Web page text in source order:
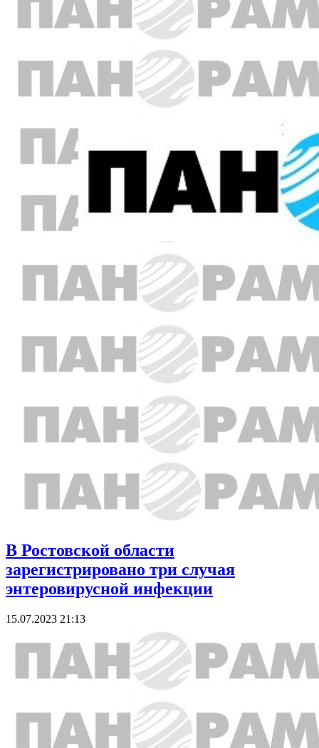
В Ростовской области
зарегистрировано три случая
энтеровирусной инфекции
15.07.2023 21:13